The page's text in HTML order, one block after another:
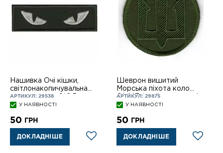
Нашивка Очі кішки,
світлонакопичувальна
нитка, на лип. 8*2,5
OLIVE
АРТИКУЛ: 29538
У НАЯВНОСТІ
50 ГРН
ДОКЛАДНІШЕ
Шеврон вишитий
Морська піхота коло
OLIVE (хакі) на липучці
АРТИКУЛ: 29875
У НАЯВНОСТІ
50 ГРН
ДОКЛАДНІШЕ